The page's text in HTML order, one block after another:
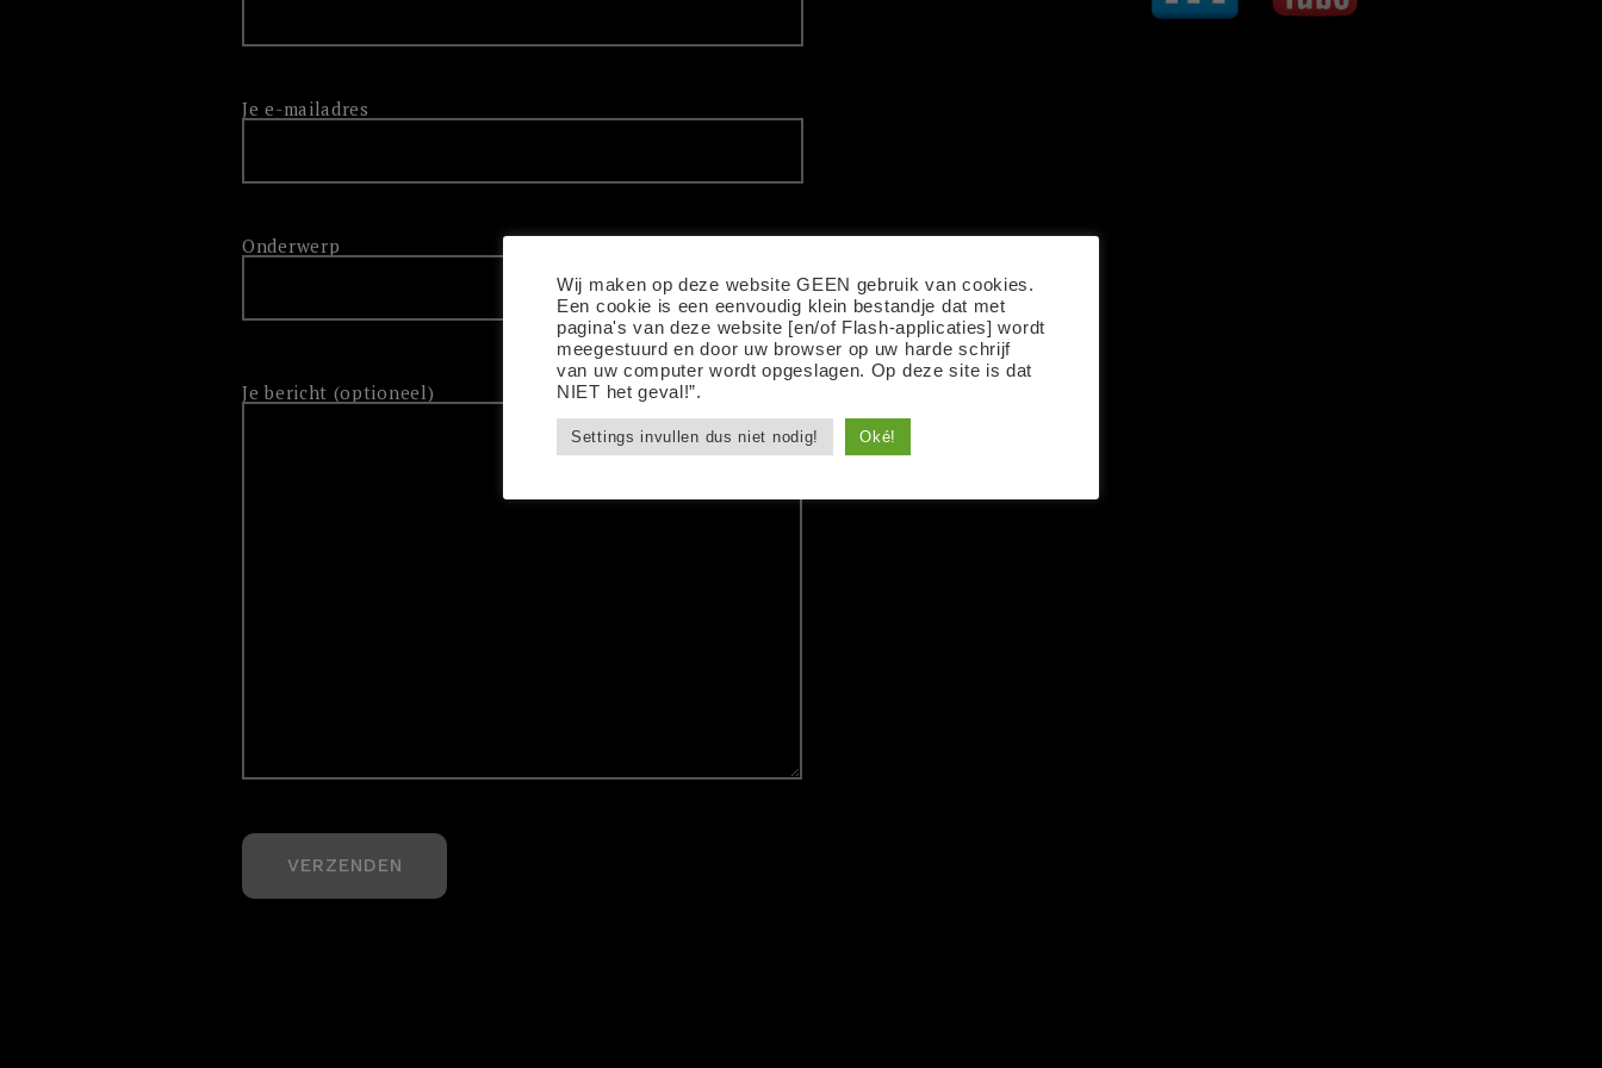
Je e-mailadres
Onderwerp
Je bericht (optioneel)
Wij maken op deze website GEEN gebruik van cookies.
Een cookie is een eenvoudig klein bestandje dat met
pagina's van deze website [en/of Flash-applicaties] wordt
meegestuurd en door uw browser op uw harde schrijf
van uw computer wordt opgeslagen. Op deze site is dat
NIET het geval!”.
Settings invullen dus niet nodig! Oké!